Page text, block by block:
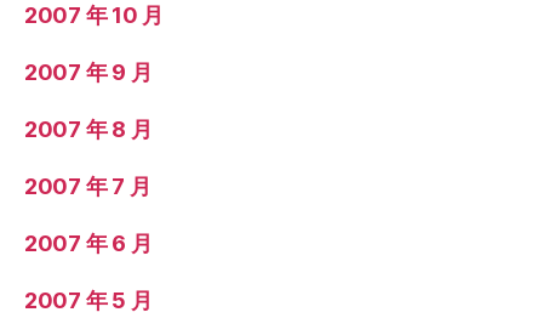
2007 年 10 月
2007 年 9 月
2007 年 8 月
2007 年 7 月
2007 年 6 月
2007 年 5 月